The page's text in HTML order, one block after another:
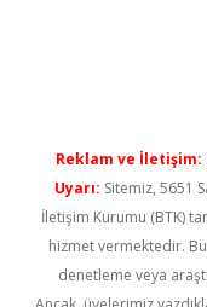
Reklam ve İletişim:
Uyarı: Sitemiz, 5651
İletişim Kurumu (BTK)
hizmet vermektedir.
denetleme veya